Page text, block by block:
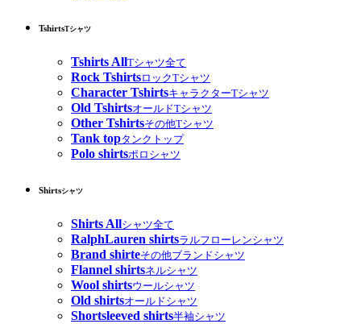
TshirtsTシャツ
Tshirts AllTシャツ全て
Rock TshirtsロックTシャツ
Character TshirtsキャラクターTシャツ
Old TshirtsオールドTシャツ
Other Tshirtsその他Tシャツ
Tank topタンクトップ
Polo shirtsポロシャツ
Shirtsシャツ
Shirts Allシャツ全て
RalphLauren shirtsラルフローレンシャツ
Brand shirteその他ブランドシャツ
Flannel shirtsネルシャツ
Wool shirtsウールシャツ
Old shirtsオールドシャツ
Shortsleeved shirts半袖シャツ